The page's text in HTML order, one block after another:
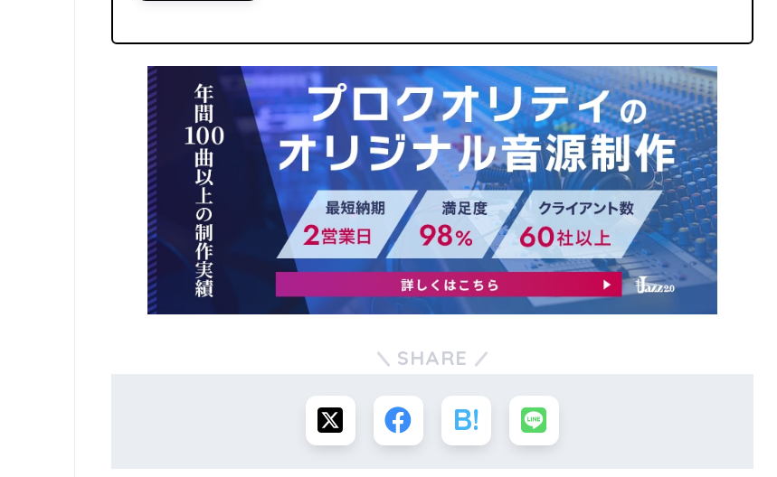
SHARE